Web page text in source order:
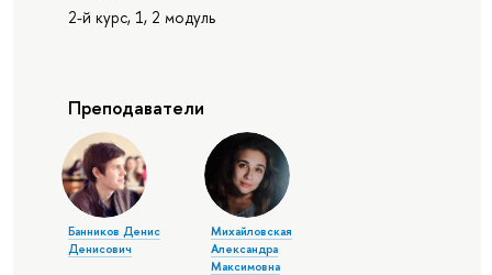
2-й курс, 1, 2 модуль
Преподаватели
Банников Денис
Денисович
Михайловская
Александра
Максимовна